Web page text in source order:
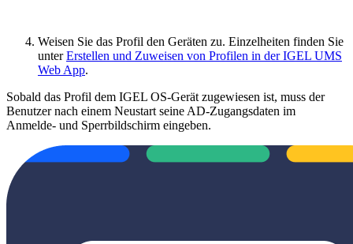
Weisen Sie das Profil den Geräten zu. Einzelheiten finden Sie
unterErstellen und Zuweisen von Profilen in der IGEL UMS
Web App.
Sobald das Profil dem IGEL OS-Gerät zugewiesen ist, muss der
Benutzer nach einem Neustart seine AD-Zugangsdaten im
Anmelde- und Sperrbildschirm eingeben.